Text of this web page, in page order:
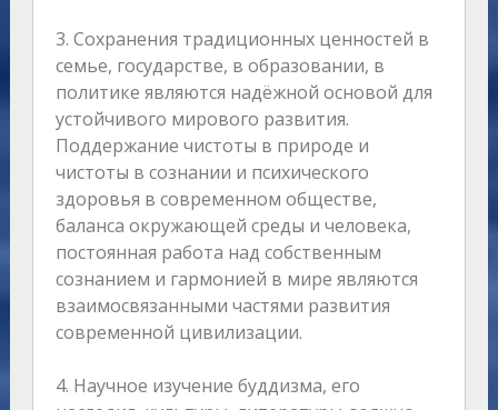
3. Сохранения традиционных ценностей в
семье, государстве, в образовании, в
политике являются надёжной основой для
устойчивого мирового развития.
Поддержание чистоты в природе и
чистоты в сознании и психического
здоровья в современном обществе,
баланса окружающей среды и человека,
постоянная работа над собственным
сознанием и гармонией в мире являются
взаимосвязанными частями развития
современной цивилизации.
4. Научное изучение буддизма, его